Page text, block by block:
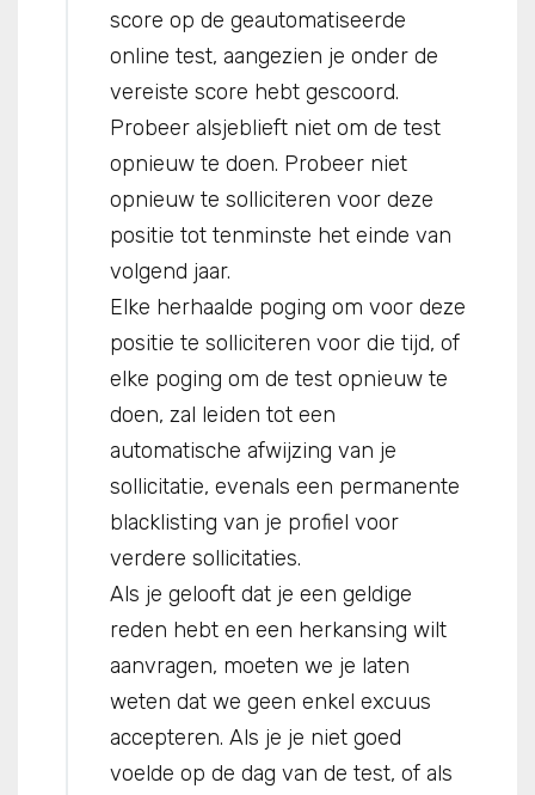
score op de geautomatiseerde
online test, aangezien je onder de
vereiste score hebt gescoord.
Probeer alsjeblieft niet om de test
opnieuw te doen. Probeer niet
opnieuw te solliciteren voor deze
positie tot tenminste het einde van
volgend jaar.
Elke herhaalde poging om voor deze
positie te solliciteren voor die tijd, of
elke poging om de test opnieuw te
doen, zal leiden tot een
automatische afwijzing van je
sollicitatie, evenals een permanente
blacklisting van je profiel voor
verdere sollicitaties.
Als je gelooft dat je een geldige
reden hebt en een herkansing wilt
aanvragen, moeten we je laten
weten dat we geen enkel excuus
accepteren. Als je je niet goed
voelde op de dag van de test, of als